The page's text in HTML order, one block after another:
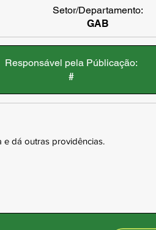
Setor/Departamento:
GAB
Responsável pela Públicação:
#
e dá outras providências.